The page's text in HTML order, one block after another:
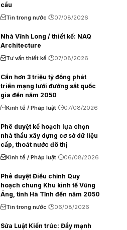
cầu
Tin trong nước 07/08/2026
Nhà Vĩnh Long / thiết kế: NAQ
Architecture
Tư vấn thiết kế 07/08/2026
Cần hơn 3 triệu tỷ đồng phát
triển mạng lưới đường sắt quốc
gia đến năm 2050
Kinh tế / Pháp luật 07/08/2026
Phê duyệt kế hoạch lựa chọn
nhà thầu xây dựng cơ sở dữ liệu
cấp, thoát nước đô thị
Kinh tế / Pháp luật 06/08/2026
Phê duyệt Điều chỉnh Quy
hoạch chung Khu kinh tế Vũng
Áng, tỉnh Hà Tĩnh đến năm 2050
Tin trong nước 06/08/2026
Sửa Luật Kiến trúc: Đẩy mạnh